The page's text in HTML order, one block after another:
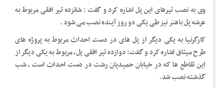
وی به نصب تیرهای این پل اشاره کرد و‌ گفت : شانزده تیر افقی مربوط به
عرشه پل باهنر نیز طی یکی دو روز آینده نصب می شود .
کارگرنیا به یکی دیگر از پل های در دست احداث مربوط به پروژه های
طرح میثاق اشاره کرد و گفت: دوازده تیر افقی پل، مربوط به یکی دیگر از
این تقاطع ها که در خیابان حمیدیان رشت در دست احداث است ، شب
گذشته نصب شد.